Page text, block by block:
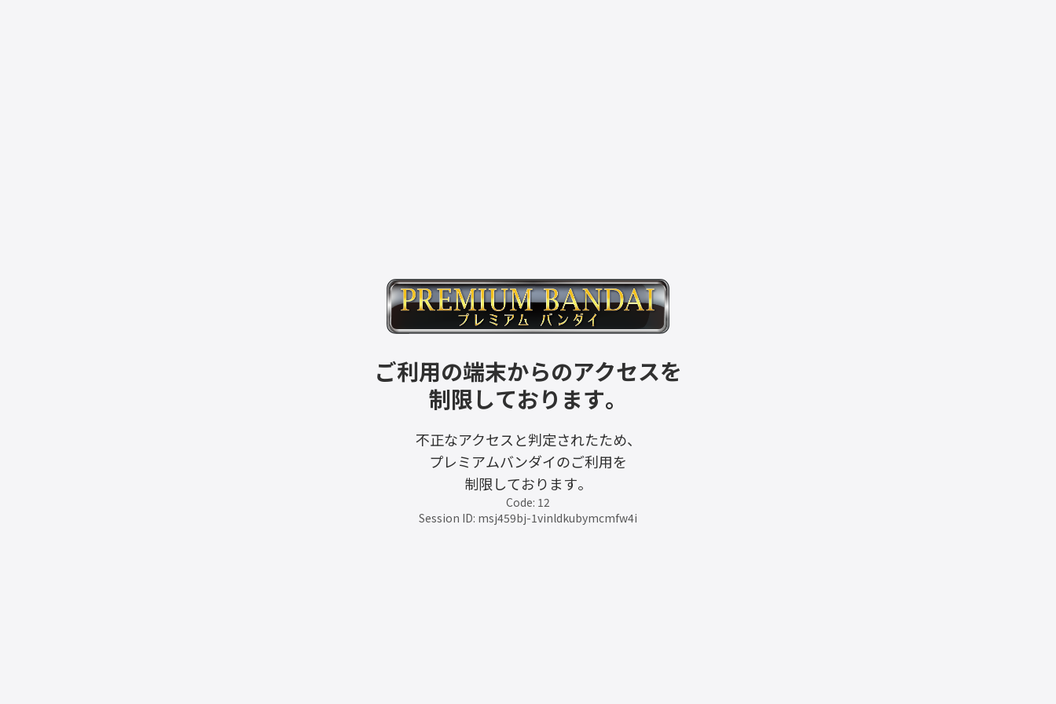
ご利用の端末からのアクセスを
制限しております。
不正なアクセスと判定されたため、
プレミアムバンダイのご利用を
制限しております。
Code: 12
Session ID: msj459bj-1vinldkubymcmfw4i